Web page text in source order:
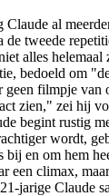
al
tweede
alles helemaal
bedoeld om
geen filmpje
zien," zei hij
begint rustig
wordt,
bij en om hem
een climax,
jarige Claude